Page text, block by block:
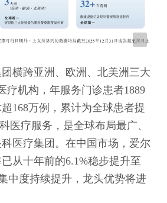
横跨亚洲、欧洲、北美洲三大
疗机构，年服务门诊患者1889
168万例，累计为全球患者提
医疗服务，是全球布局最广、
医疗集团。在中国市场，爱尔
从十年前的6.1%稳步提升至
中度持续提升，龙头优势将进